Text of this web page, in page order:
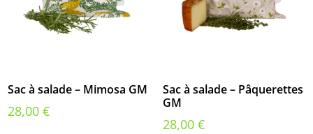
Sac à salade – Mimosa GM
28,00€
Sac à salade – Pâquerettes
GM
28,00 €